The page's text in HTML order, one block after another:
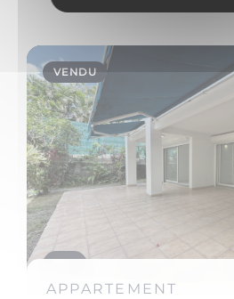
VENDU
APPARTEMENT